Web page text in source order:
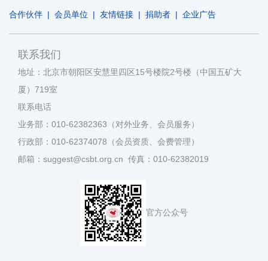
合作伙伴 | 会员单位 | 友情链接 | 捐助者 | 企业广告
联系我们
地址：北京市朝阳区安慧里四区15号楼院2号楼（中国五矿大
厦）719室
联系电话
业务部：010-62382363（对外业务、会员服务）
行政部：010-62374078（会员资质、会费管理）
邮箱：suggest@csbt.org.cn 传真：010-62382019
官方公众号